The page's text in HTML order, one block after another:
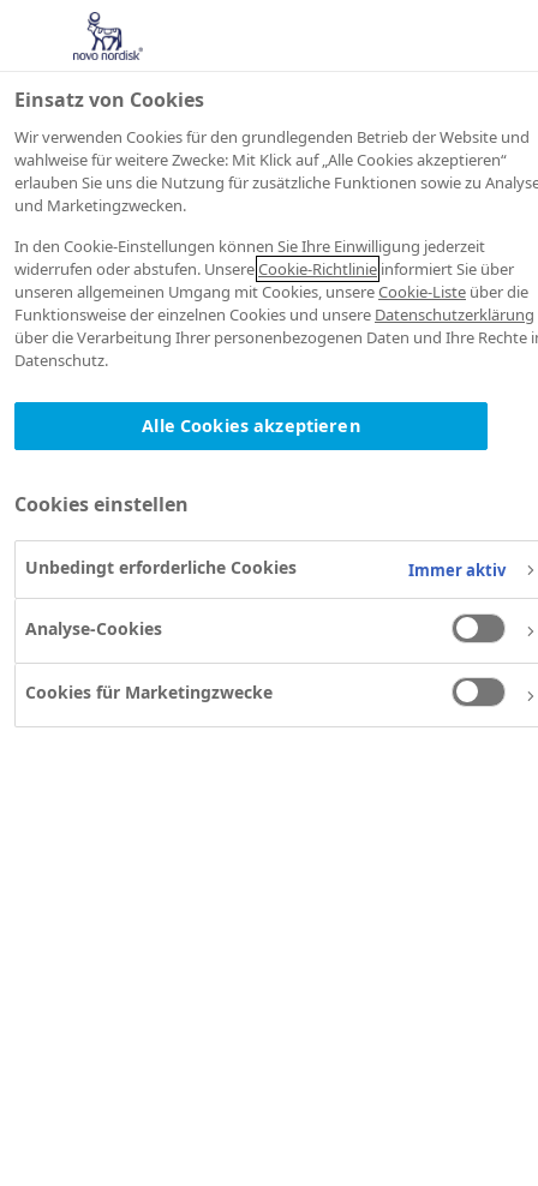
Einsatz von Cookies
Wir verwenden Cookies für den grundlegenden Betrieb der Website und
wahlweise für weitere Zwecke: Mit Klick auf „Alle Cookies akzeptieren“
erlauben Sie uns die Nutzung für zusätzliche Funktionen sowie zu
und Marketingzwecken.
In den Cookie-Einstellungen können Sie Ihre Einwilligung jederzeit
widerrufen oder abstufen. UnsereCookie-Richtlinie informiert Sie über
unseren allgemeinen Umgang mit Cookies, unsereCookie-Liste über die
Funktionsweise der einzelnen Cookies und unsere Datenschutzerklärung
über die Verarbeitung Ihrer personenbezogenen Daten und Ihre Rechte
Datenschutz.
Alle Cookies akzeptieren
Cookies einstellen
Unbedingt erforderliche Cookies Immer aktiv
Analyse-Cookies
Cookies für Marketingzwecke